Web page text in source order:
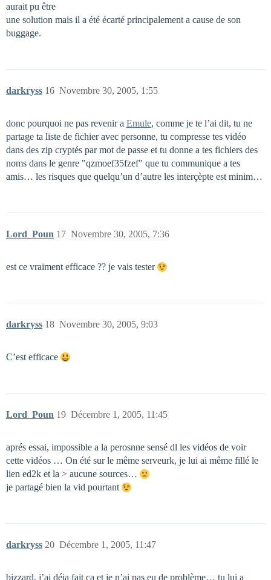
aurait pu être
une solution mais il a été écarté principalement a cause de son
buggage.
darkryss Novembre 30, 2005, 1:55
16
donc pourquoi ne pas revenir a Emule, comme je te l’ai dit, tu ne
partage ta liste de fichier avec personne, tu compresse tes vidéo
dans des zip cryptés par mot de passe et tu donne a tes fichiers des
noms dans le genre "qzmoef35fzef" que tu communique a tes
amis… les risques que quelqu’un d’autre les interçèpte est minim…
Lord_Poun Novembre 30, 2005, 7:36
17
est ce vraiment efficace ?? je vais tester
darkryss Novembre 30, 2005, 9:03
18
C’est efficace
Lord_Poun Décembre 1, 2005, 11:45
19
aprés essai, impossible a la perosnne sensé dl les vidéos de voir
cette vidéos … On été sur le même serveurk, je lui ai même fillé le
lien ed2k et la > aucune sources…
je partagé bien la vid pourtant
darkryss Décembre 1, 2005, 11:47
20
bizzard, j’ai déja fait ça et je n’ai pas eu de problème… tu lui a